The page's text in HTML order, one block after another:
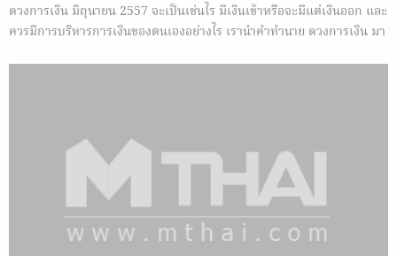
ดวงการเงิน มิถุนายน 2557 จะเป็นเช่นไร มีเงินเข้าหรือจะมีแต่เงินออก และ
ควรมีการบริหารการเงินของตนเองอย่างไร เรานำคำทำนาย ดวงการเงิน มา